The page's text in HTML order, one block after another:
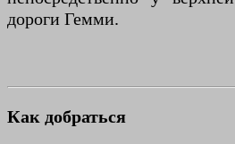
дороги Гемми.
Как добраться